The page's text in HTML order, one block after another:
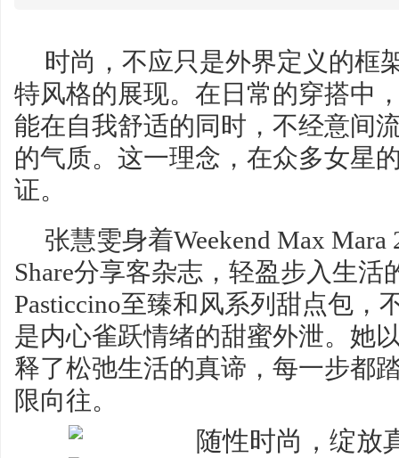
时尚，不应只是外界定义的框
特风格的展现。在日常的穿搭中
能在自我舒适的同时，不经意间
的气质。这一理念，在众多女星
证。
张慧雯身着Weekend Max
Share分享客杂志，轻盈步入生活
Pasticcino至臻和风系列甜点包，
是内心雀跃情绪的甜蜜外泄。她
释了松弛生活的真谛，每一步都
限向往。